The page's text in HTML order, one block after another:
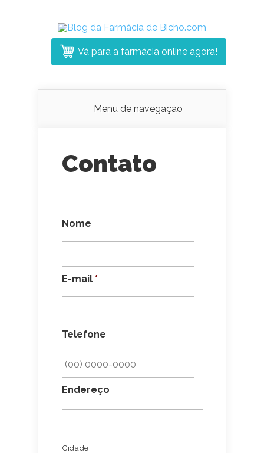
Vá para a farmácia online agora!
Menu de navegação
Contato
Nome
E-mail *
Telefone
Endereço
Cidade